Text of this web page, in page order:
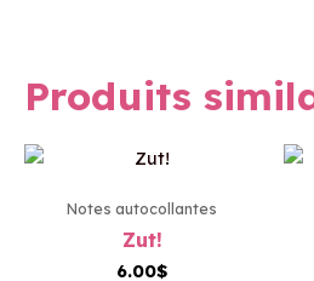
Produits
Notes autocollantes
Zut!
6.00$